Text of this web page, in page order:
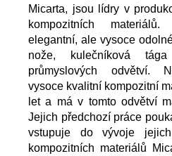
Micarta, jsou lídry v
kompozitních
elegantní, ale vysoce
nože, kulečníková
průmyslových odvětví.
vysoce kvalitní kompozitní
let a má v tomto odvětví
Jejich předchozí práce
vstupuje do vývoje
kompozitních materiálů